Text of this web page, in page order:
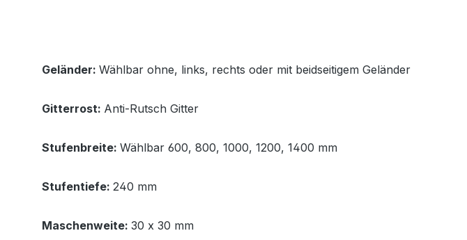
Geländer: Wählbar ohne, links, rechts oder mit beidseitigem Geländer
Gitterrost: Anti-Rutsch Gitter
Stufenbreite: Wählbar 600, 800, 1000, 1200, 1400 mm
Stufentiefe: 240 mm
Maschenweite: 30 x 30 mm